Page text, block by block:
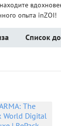
опыта inZOI!
Список